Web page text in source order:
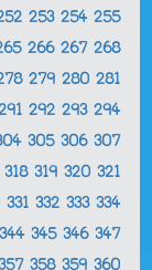
253 254 255
266 267 268
279 280 281
292 293 294
305 306 307
318 319 320 321
331 332 333 334
344 345 346 347